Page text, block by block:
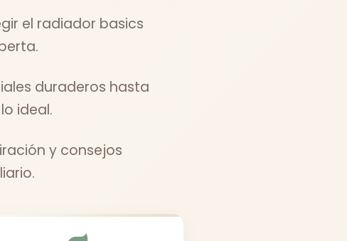
el radiador basics
duraderos hasta
ideal.
y consejos